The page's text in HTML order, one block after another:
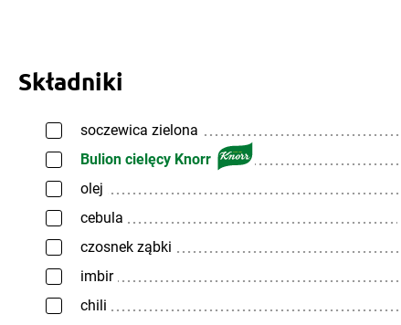
Składniki
soczewica zielona
Bulion cielęcy Knorr
olej
cebula
czosnek ząbki
imbir
chili